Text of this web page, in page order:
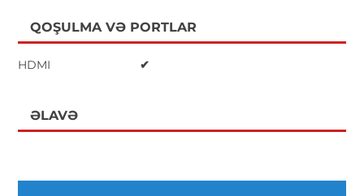
QOŞULMA VƏ PORTLAR
HDMI ✔
ƏLAVƏ